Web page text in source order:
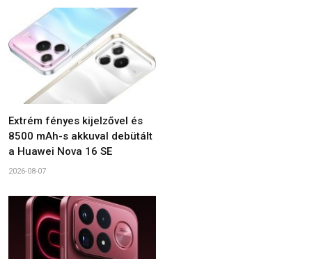
Extrém fényes kijelzővel és
8500 mAh-s akkuval debütált
a Huawei Nova 16 SE
2026-08-07